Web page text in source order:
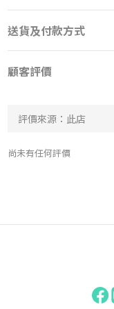
送貨及付款方式
顧客評價
尚未有任何評價